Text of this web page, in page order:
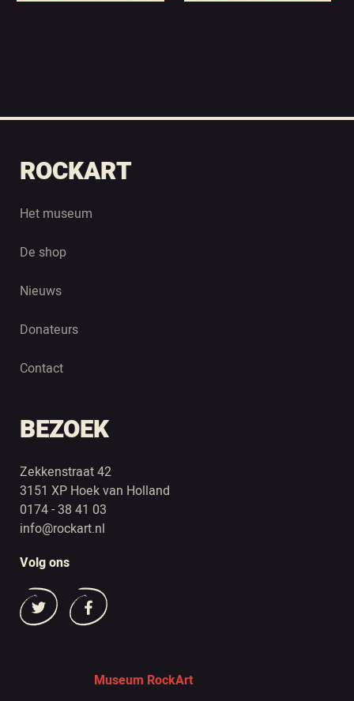
ROCKART
Het museum
De shop
Nieuws
Donateurs
Contact
BEZOEK
Zekkenstraat 42
3151 XP Hoek van Holland
0174 - 38 41 03
info@rockart.nl
Volg ons
Museum RockArt